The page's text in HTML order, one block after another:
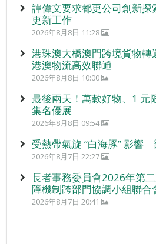
譚偉文要求都更公司創新
更新工作
2026年8月8日 11:28
港珠澳大橋澳門跨境貨物轉
港澳物流高效聯通
2026年8月8日 10:00
最後兩天！萬款好物、1 元
集名優展
2026年8月8日 09:54
受熱帶氣旋 “白海豚” 影響
2026年8月7日 22:27
長者事務委員會2026年第
障機制跨部門協調小組聯合
2026年8月7日 20:41